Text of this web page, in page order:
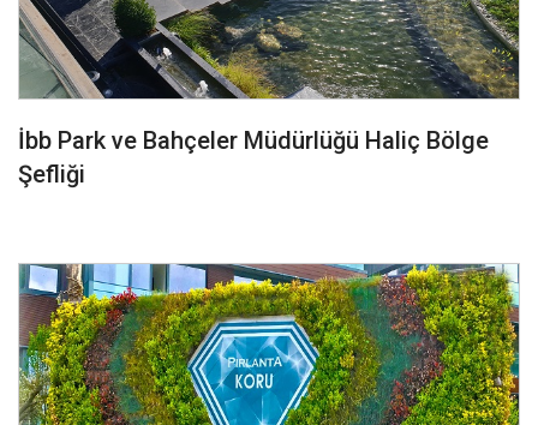
İbb Park ve Bahçeler Müdürlüğü Haliç Bölge
Şefliği